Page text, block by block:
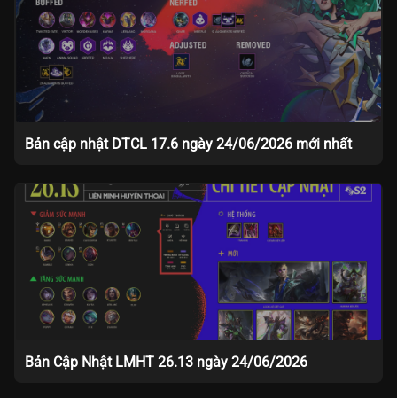
Bản cập nhật DTCL 17.6 ngày 24/06/2026 mới nhất
Bản Cập Nhật LMHT 26.13 ngày 24/06/2026